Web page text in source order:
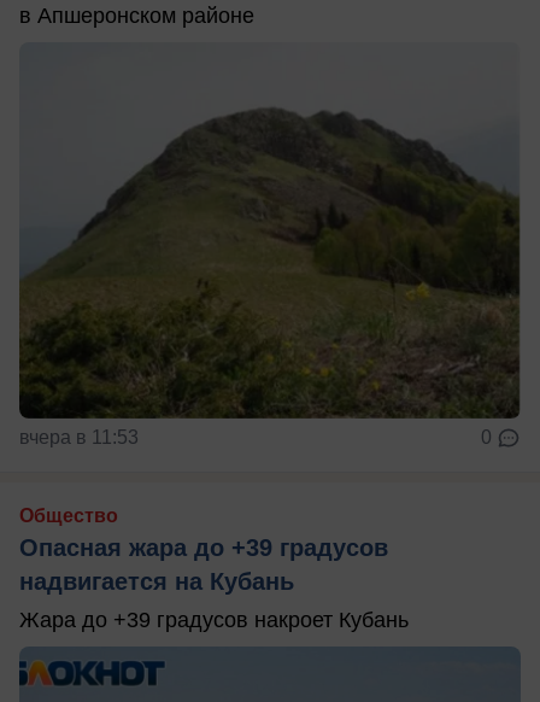
в Апшеронском районе
вчера в 11:53 0
Общество
Опасная жара до +39 градусов
надвигается на Кубань
Жара до +39 градусов накроет Кубань